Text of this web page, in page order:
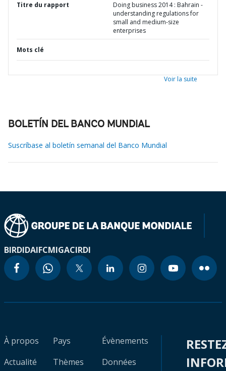
Titre du rapport
Doing business 2014 : Bahrain -
understanding regulations for
small and medium-size
enterprises
Mots clé
Voir la suite
BOLETÍN DEL BANCO MUNDIAL
Suscríbase al boletín semanal del Banco Mundial
BIRDIDAIFCMIGACIRDI
À propos
Actualité
Pays
Thèmes
Évènements
Données